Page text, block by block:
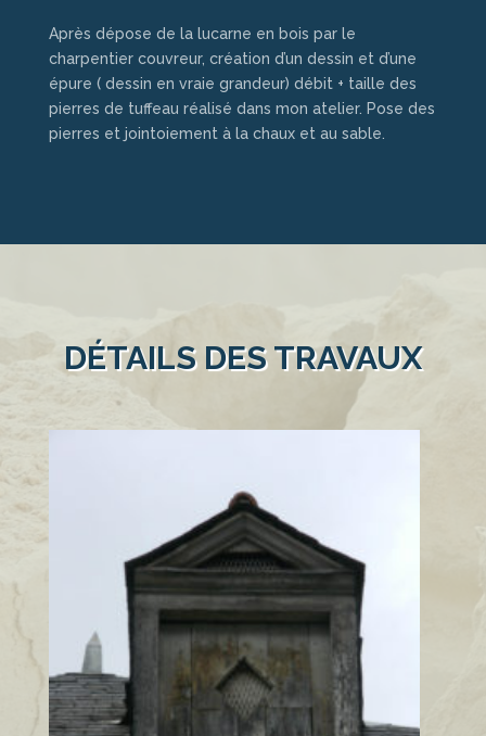
Après dépose de la lucarne en bois par le
charpentier couvreur, création d’un dessin et d’une
épure ( dessin en vraie grandeur) débit + taille des
pierres de tuffeau réalisé dans mon atelier. Pose des
pierres et jointoiement à la chaux et au sable.
DÉTAILS DES TRAVAUX